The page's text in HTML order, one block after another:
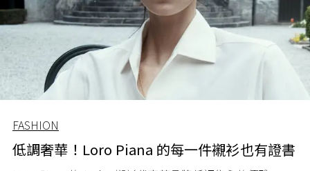
FASHION
低調奢華！Loro Piana 的每一件襯衫也有證書